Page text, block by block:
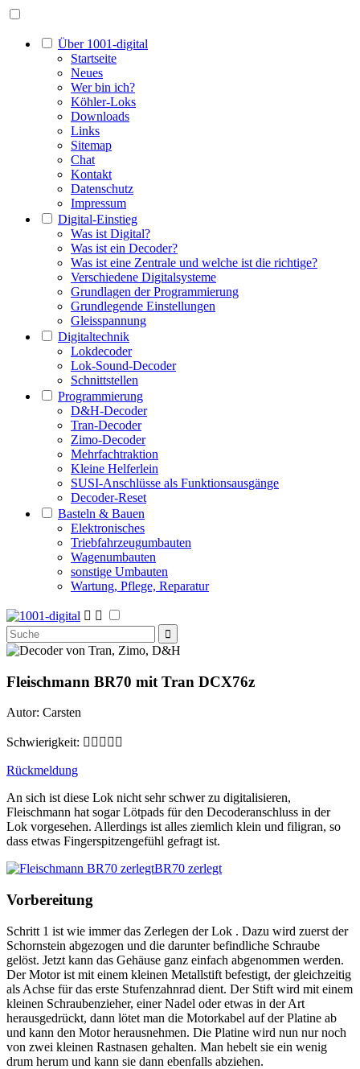
Über 1001-digital
Startseite
Neues
Wer bin ich?
Köhler-Loks
Downloads
Links
Sitemap
Chat
Kontakt
Datenschutz
Impressum
Digital-Einstieg
Was ist Digital?
Was ist ein Decoder?
Was ist eine Zentrale und welche ist die richtige?
Verschiedene Digitalsysteme
Grundlagen der Programmierung
Grundlegende Einstellungen
Gleisspannung
Digitaltechnik
Lokdecoder
Lok-Sound-Decoder
Schnittstellen
Programmierung
D&H-Decoder
Tran-Decoder
Zimo-Decoder
Mehrfachtraktion
Kleine Helferlein
SUSI-Anschlüsse als Funktionsausgänge
Decoder-Reset
Basteln & Bauen
Elektronisches
Triebfahrzeugumbauten
Wagenumbauten
sonstige Umbauten
Wartung, Pflege, Reparatur
 
Fleischmann BR70 mit Tran DCX76z
Autor: Carsten
Schwierigkeit:     
Rückmeldung
An sich ist diese Lok nicht sehr schwer zu digitalisieren,
Fleischmann hat sogar Lötpads für den Decoderanschluss in der
Lok vorgesehen. Allerdings ist alles ziemlich klein und filigran, so
dass etwas Fingerspitzengefühl gefragt ist.
BR70 zerlegt
Vorbereitung
Schritt 1 ist wie immer das Zerlegen der Lok . Dazu wird zuerst der
Schornstein abgezogen und die darunter befindliche Schraube
gelöst. Jetzt kann das Gehäuse ganz einfach abgenommen werden.
Der Motor ist mit einem kleinen Metallstift befestigt, der gleichzeitig
als Achse für das erste Stufenzahnrad dient. Der Stift wird mit einem
kleinen Schraubenzieher, einer Nadel oder etwas in der Art
herausgedrückt, dann lötet man die Motorkabel auf der Platine ab
und kann den Motor herausnehmen. Die Platine wird nun nur noch
von zwei kleinen Rastnasen gehalten. Man hebelt sie ein wenig
drum herum und kann sie dann ebenfalls abziehen.